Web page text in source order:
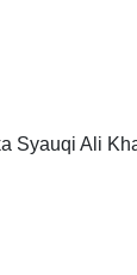
Syauqi Ali